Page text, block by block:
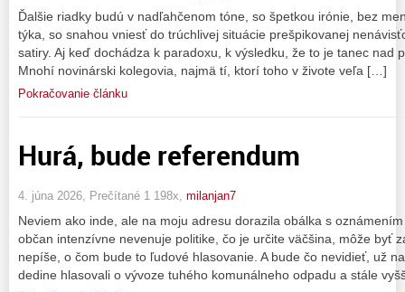
Ďalšie riadky budú v nadľahčenom tóne, so špetkou irónie, bez
týka, so snahou vniesť do trúchlivej situácie prešpikovanej
satiry. Aj keď dochádza k paradoxu, k výsledku, že to je tanec nad
Mnohí novinárski kolegovia, najmä tí, ktorí toho v živote veľa […]
Pokračovanie článku
Hurá, bude referendum
4. júna 2026, Prečítané 1 198x, milanjan7
Neviem ako inde, ale na moju adresu dorazila obálka s
občan intenzívne nevenuje politike, čo je určite väčšina, môže byť
nepíše, o čom bude to ľudové hlasovanie. A bude čo nevidieť, už
dedine hlasovali o vývoze tuhého komunálneho odpadu a stále